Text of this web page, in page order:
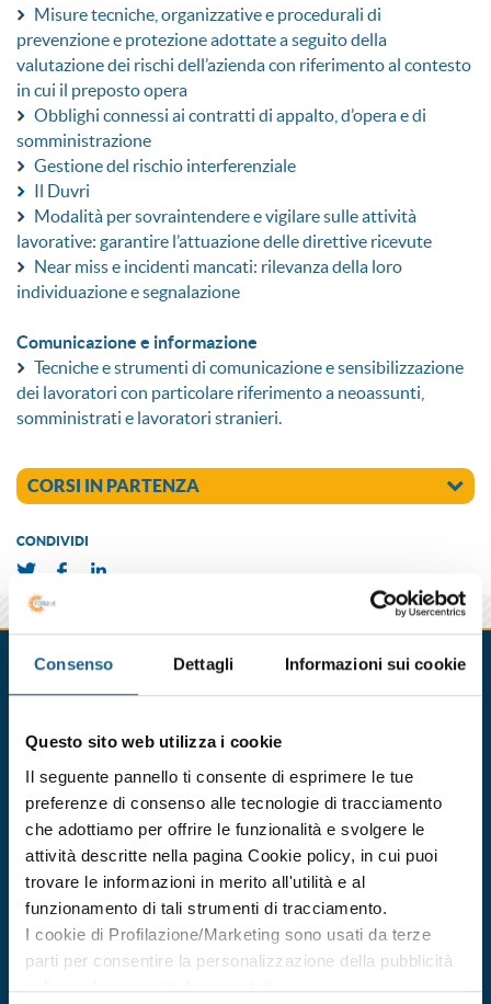
Consenso Dettagli Informazioni sui cookie
Questo sito web utilizza i cookie
Il seguente pannello ti consente di esprimere le tue
preferenze di consenso alle tecnologie di tracciamento
che adottiamo per offrire le funzionalità e svolgere le
attività descritte nella pagina Cookie policy, in cui puoi
trovare le informazioni in merito all'utilità e al
funzionamento di tali strumenti di tracciamento.
I cookie di Profilazione/Marketing sono usati da terze
parti per consentire la personalizzazione della pubblicità
online in base ai siti da te visitati.
Misure tecniche, organizzative e procedurali di
prevenzione e protezione adottate a seguito della
valutazione dei rischi dell’azienda con riferimento al contesto
in cui il preposto opera
Obblighi connessi ai contratti di appalto, d’opera e di
somministrazione
Gestione del rischio interferenziale
Il Duvri
Modalità per sovraintendere e vigilare sulle attività
lavorative: garantire l’attuazione delle direttive ricevute
Near miss e incidenti mancati: rilevanza della loro
individuazione e segnalazione
Comunicazione e informazione
Tecniche e strumenti di comunicazione e sensibilizzazione
dei lavoratori con particolare riferimento a neoassunti,
somministrati e lavoratori stranieri.
CORSI IN PARTENZA
CONDIVIDI
Corsi in partenza
formazione per preposti
Durata 12 ore
dal 25/09/2026
DATE E ORARI
€ 211.00